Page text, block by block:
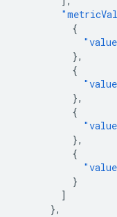
{
},
{
},
{
},
{
}
]
},